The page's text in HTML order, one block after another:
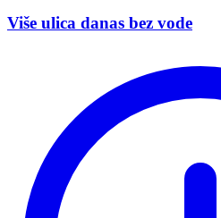
Više ulica danas bez vode